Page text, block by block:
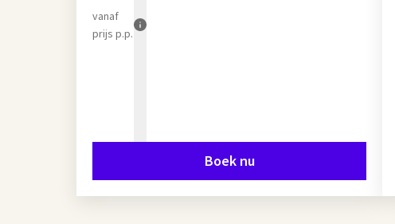
vanaf
prijs p.p.
Boek nu